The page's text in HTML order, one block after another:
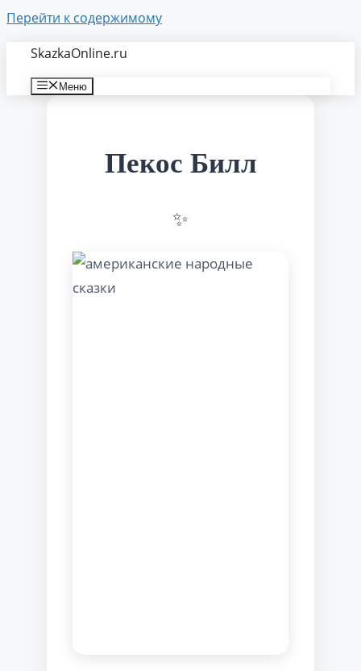
Перейти к содержимому
SkazkaOnline.ru
Меню
Пекос Билл